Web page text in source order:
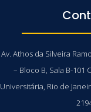
Av. Athos da Silveira
– Bloco B, Sala B-101
Universitária, Rio de